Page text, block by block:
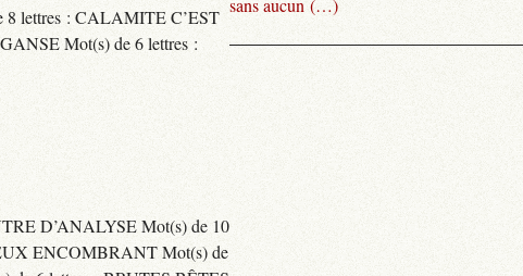
lettres : CALAMITE C’EST
Mot(s) de 6 lettres :
D’ANALYSE Mot(s) de 10
ENCOMBRANT Mot(s) de
sans aucun (…)